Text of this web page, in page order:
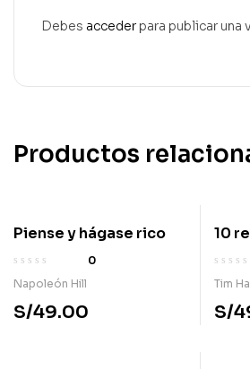
Debes acceder para publicar una
Productos
Piense y hágase rico
0
Napoleón Hill
S/49.00
10
Tim
S/